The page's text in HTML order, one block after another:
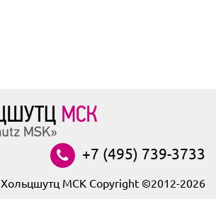
+7 (495) 739-3733
Хольцшутц МСК Copyright ©2012-2026